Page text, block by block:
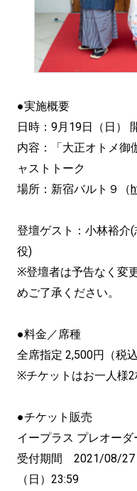
●実施概要
日時：9月19日（日）
内容：「大正オトメ
ャストトーク
場所：新宿バルト９（
登壇ゲスト：小林裕介
役)
※登壇者は予告なく変
めご了承ください。
●料金／席種
全席指定 2,500円（税込
※チケットはお一人様
●チケット販売
イープラス プレオーダ
受付期間 2021/08/27
（日）23:59